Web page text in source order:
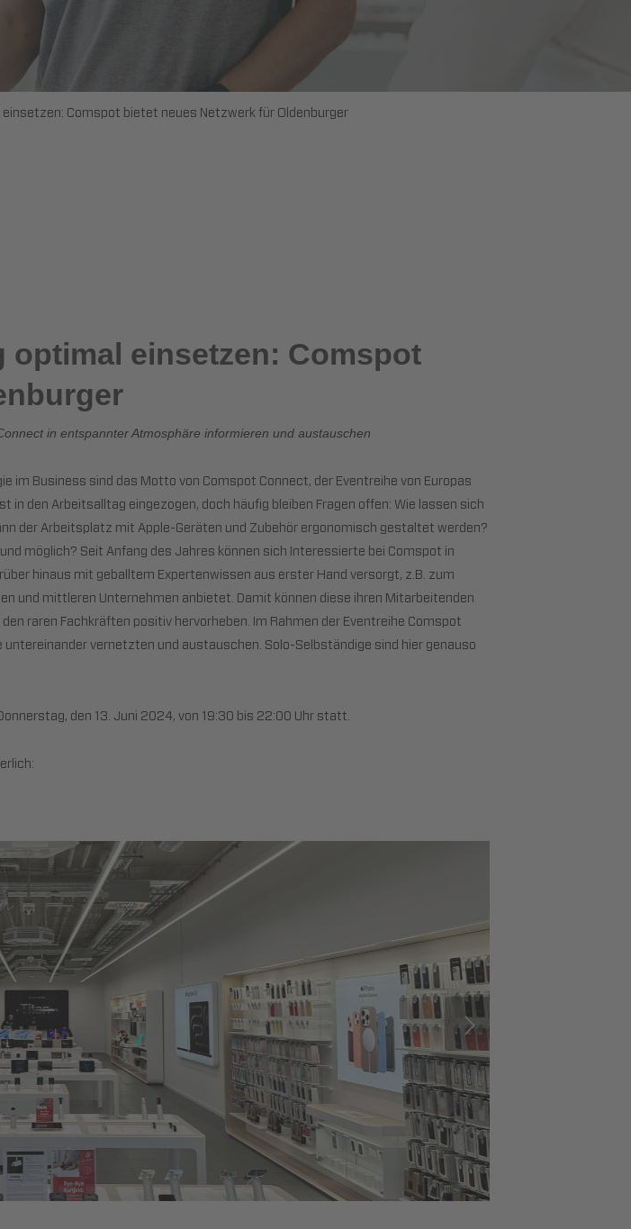
Comspot bietet neues Netzwerk für Oldenburger
einsetzen: Comspot
in entspannter Atmosphäre informieren und austauschen
im Business sind das Motto von Comspot Connect, der Eventreihe von Europas
in den Arbeitsalltag eingezogen, doch häufig bleiben Fragen offen: Wie lassen sich
der Arbeitsplatz mit Apple-Geräten und Zubehör ergonomisch gestaltet werden?
möglich? Seit Anfang des Jahres können sich Interessierte bei Comspot in
hinaus mit geballtem Expertenwissen aus erster Hand versorgt, z.B. zum
und mittleren Unternehmen anbietet. Damit können diese ihren Mitarbeitenden
raren Fachkräften positiv hervorheben. Im Rahmen der Eventreihe Comspot
vernetzten und austauschen. Solo-Selbständige sind hier genauso
den 13. Juni 2024, von 19:30 bis 22:00 Uhr statt.